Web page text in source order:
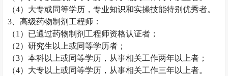
（4）大专或同等学历，专业知识和实操技能特别优秀者。
3 、高级药物制剂工程师：
（1 ）已通过药物制剂工程师资格认证者；
（2）研究生以上或同等学历者；
（3）本科以上或同等学历，从事相关工作两年以上者；
（4）大专以上或同等学历，从事相关工作三年以上者。